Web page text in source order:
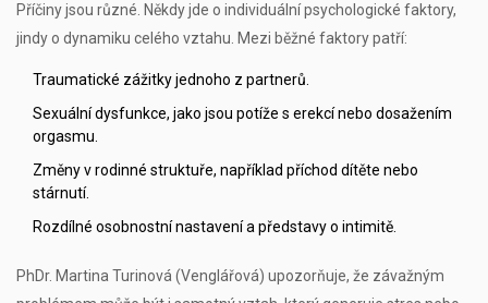
Příčiny jsou různé. Někdy jde o individuální psychologické faktory,
jindy o dynamiku celého vztahu. Mezi běžné faktory patří:
Traumatické zážitky jednoho z partnerů.
Sexuální dysfunkce, jako jsou potíže s erekcí nebo dosažením
orgasmu.
Změny v rodinné struktuře, například příchod dítěte nebo
stárnutí.
Rozdílné osobnostní nastavení a představy o intimitě.
PhDr. Martina Turinová (Venglářová) upozorňuje, že závažným